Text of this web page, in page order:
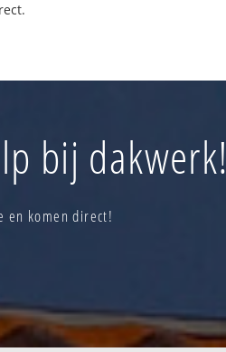
bij dakwerk!
en komen direct!